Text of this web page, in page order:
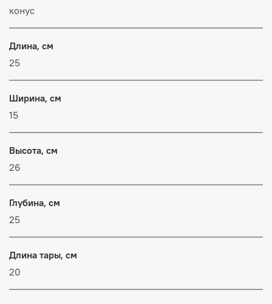
конус
Длина, см
25
Ширина, см
15
Высота, см
26
Глубина, см
25
Длина тары, см
20